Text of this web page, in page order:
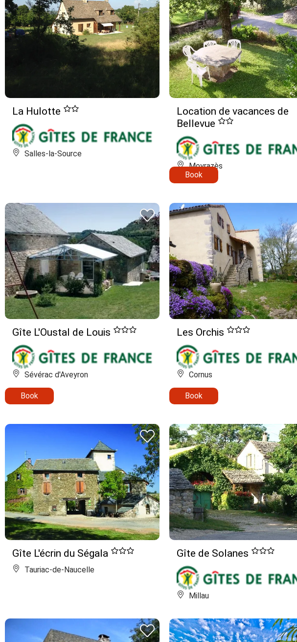
La Hulotte
Salles-la-Source
Location de vacances de
Bellevue
Moyrazès
Book
Gîte L'Oustal de Louis
Sévérac d'Aveyron
Book
Les Orchis
Cornus
Book
Gîte L'écrin du Ségala
Tauriac-de-Naucelle
Gîte de Solanes
Millau